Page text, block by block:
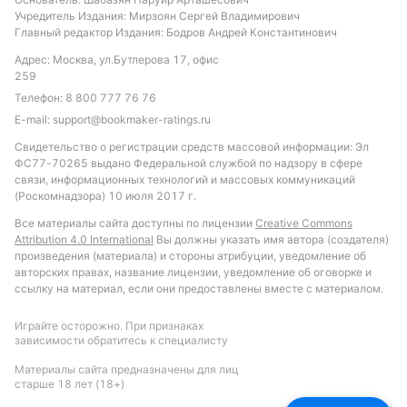
Подписаться
Учредитель Издания: Мирзоян Сергей Владимирович
Главный редактор Издания: Бодров Андрей Константинович
Адрес: Москва, ул.Бутлерова 17, офис
259
Телефон: 8 800 777 76 76
E-mail: support@bookmaker-ratings.ru
Свидетельство о регистрации средств массовой информации: Эл
ФС77-70265 выдано Федеральной службой по надзору в сфере
связи, информационных технологий и массовых коммуникаций
(Роскомнадзора) 10 июля 2017 г.
Все материалы сайта доступны по лицензии Creative Commons
Attribution 4.0 International Вы должны указать имя автора (создателя)
произведения (материала) и стороны атрибуции, уведомление об
авторских правах, название лицензии, уведомление об оговорке и
ссылку на материал, если они предоставлены вместе с материалом.
Играйте осторожно. При признаках
зависимости обратитесь к специалисту
Материалы сайта предназначены для лиц
старше 18 лет (18+)